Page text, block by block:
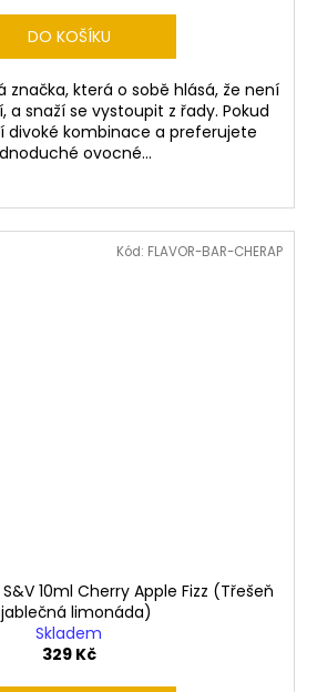
DO KOŠÍKU
značka, která o sobě hlásá, že není
a snaží se vystoupit z řady. Pokud
divoké kombinace a preferujete
ovocné...
10ml Cherry Apple Fizz (Třešeň
limonáda)
Skladem
329 Kč
Kód: FLAVOR-BAR-CHERAP